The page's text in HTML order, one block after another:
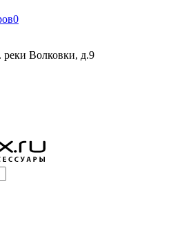
0
реки Волковки, д.9